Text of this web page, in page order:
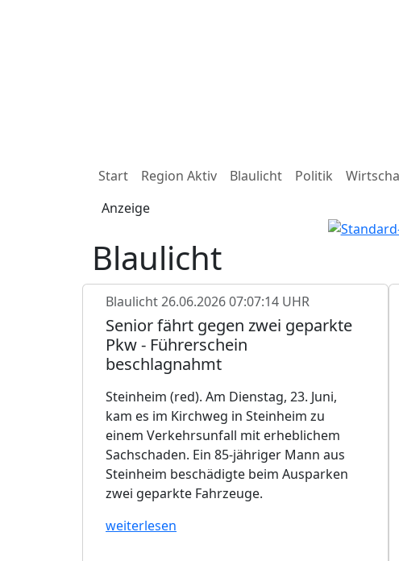
Start Region Aktiv Blaulicht Politik
Anzeige
Blaulicht
Blaulicht26.06.2026 07:07:14 UHR
Senior fährt gegen zwei geparkte
Pkw - Führerschein
beschlagnahmt
Steinheim (red). Am Dienstag, 23. Juni,
kam es im Kirchweg in Steinheim zu
einem Verkehrsunfall mit erheblichem
Sachschaden. Ein 85-jähriger Mann aus
Steinheim beschädigte beim Ausparken
zwei geparkte Fahrzeuge.
weiterlesen